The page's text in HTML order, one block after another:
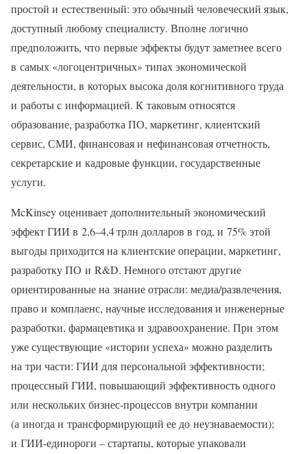
простой и естественный: это обычный человеческий язык,
доступный любому специалисту. Вполне логично
предположить, что первые эффекты будут заметнее всего
в самых «логоцентричных» типах экономической
деятельности, в которых высока доля когнитивного труда
и работы с информацией. К таковым относятся
образование, разработка ПО, маркетинг, клиентский
сервис, СМИ, финансовая и нефинансовая отчетность,
секретарские и кадровые функции, государственные
услуги.
McKinsey оценивает дополнительный экономический
эффект ГИИ в 2,6–4,4 трлн долларов в год, и 75% этой
выгоды приходится на клиентские операции, маркетинг,
разработку ПО и R&D. Немного отстают другие
ориентированные на знание отрасли: медиа/развлечения,
право и комплаенс, научные исследования и инженерные
разработки, фармацевтика и здравоохранение. При этом
уже существующие «истории успеха» можно разделить
на три части: ГИИ для персональной эффективности;
процессный ГИИ, повышающий эффективность одного
или нескольких бизнес-процессов внутри компании
(а иногда и трансформирующий ее до неузнаваемости);
и ГИИ-единороги – стартапы, которые упаковали